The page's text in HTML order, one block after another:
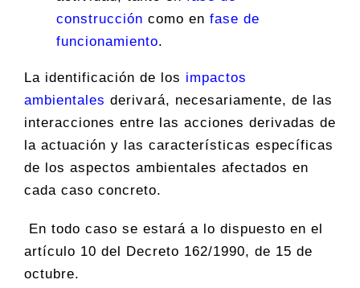
construcción como en fase de
funcionamiento.
La identificación de los impactos
ambientales derivará, necesariamente, de las
interacciones entre las acciones derivadas de
la actuación y las características específicas
de los aspectos ambientales afectados en
cada caso concreto.
En todo caso se estará a lo dispuesto en el
artículo 10 del Decreto 162/1990, de 15 de
octubre.